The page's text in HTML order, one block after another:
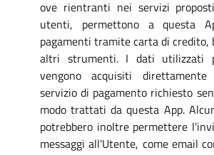
ove rientranti nei servizi
utenti, permettono a questa
pagamenti tramite carta di credito,
altri strumenti. I dati utilizzati
vengono acquisiti
servizio di pagamento richiesto
modo trattati da questa App.
potrebbero inoltre permettere
messaggi all'Utente, come email